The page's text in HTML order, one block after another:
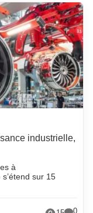
industrielle,
à
sur 15
0